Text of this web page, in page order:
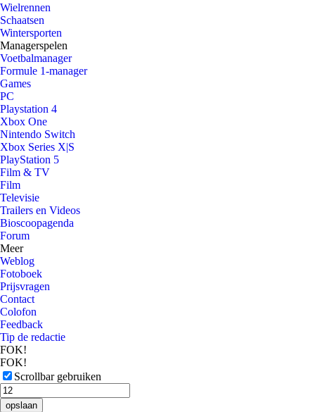
Wielrennen
Schaatsen
Wintersporten
Managerspelen
Voetbalmanager
Formule 1-manager
Games
PC
Playstation 4
Xbox One
Nintendo Switch
Xbox Series X|S
PlayStation 5
Film & TV
Film
Televisie
Trailers en Videos
Bioscoopagenda
Forum
Meer
Weblog
Fotoboek
Prijsvragen
Contact
Colofon
Feedback
Tip de redactie
FOK!
FOK!
Scrollbar gebruiken
opslaan